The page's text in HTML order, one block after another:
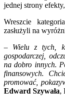
jednej strony
Wreszcie
zasłużyli na
– Wielu z tych,
gospodarczej,
na dobro innych.
finansowych.
promować,
Edward Szywała,